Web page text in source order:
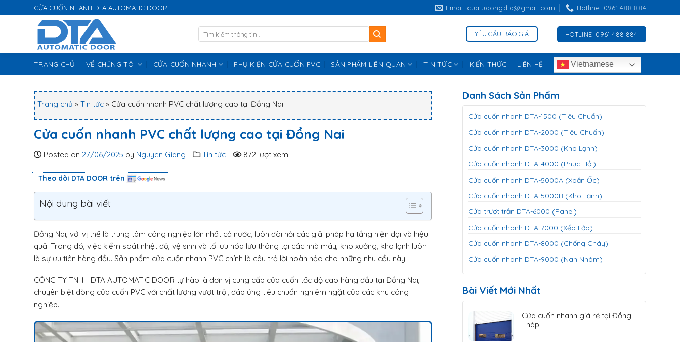
k
t
c
CỬA CUỐN NHANH DTA AUTOMATIC DOOR Email: cuatudongdta@gmail.com Hotline: 0961 488 884
YÊU CẦU BÁO GIÁ HOTLINE: 0961 488 884
TRANG CHỦ VỀ CHÚNG TÔI CỬA CUỐN NHANH PHỤ KIỆN CỬA CUỐN PVC SẢN PHẨM LIÊN QUAN TIN TỨC KIẾN THỨC LIÊN HỆ Vietnamese
Trang chủ » Tin tức » Cửa cuốn nhanh PVC chất lượng cao tại Đồng Nai
Cửa cuốn nhanh PVC chất lượng cao tại Đồng Nai
Posted on 27/06/2025 by Nguyen Giang Tin tức 872 lượt xem
Theo dõi DTA DOOR trên
Nội dung bài viết
Đồng Nai, với vị thế là trung tâm công nghiệp lớn nhất cả nước, luôn đòi hỏi các giải pháp hạ tầng hiện đại và hiệu
quả. Trong đó, việc kiểm soát nhiệt độ, vệ sinh và tối ưu hóa lưu thông tại các nhà máy, kho xưởng, kho lạnh luôn
là sự ưu tiên hàng đầu. Sản phẩm cửa cuốn nhanh PVC chính là câu trả lời hoàn hảo cho những nhu cầu này.
CÔNG TY TNHH DTA AUTOMATIC DOOR tự hào là đơn vị cung cấp cửa cuốn tốc độ cao hàng đầu tại Đồng Nai,
chuyên biệt dòng cửa cuốn PVC với chất lượng vượt trội, đáp ứng tiêu chuẩn nghiêm ngặt của các khu công
nghiệp.
Danh Sách Sản Phẩm
Cửa cuốn nhanh DTA-1500 (Tiêu Chuẩn)
Cửa cuốn nhanh DTA-2000 (Tiêu Chuẩn)
Cửa cuốn nhanh DTA-3000 (Kho Lạnh)
Cửa cuốn nhanh DTA-4000 (Phục Hồi)
Cửa cuốn nhanh DTA-5000A (Xoắn Ốc)
Cửa cuốn nhanh DTA-5000B (Kho Lạnh)
Cửa trượt trần DTA-6000 (Panel)
Cửa cuốn nhanh DTA-7000 (Xếp Lớp)
Cửa cuốn nhanh DTA-8000 (Chống Cháy)
Cửa cuốn nhanh DTA-9000 (Nan Nhôm)
Bài Viết Mới Nhất
Cửa cuốn nhanh giá rẻ tại Đồng
Tháp